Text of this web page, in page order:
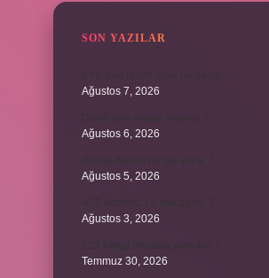
SON YAZILAR
Ağustos 7, 2026
Ağustos 6, 2026
Ağustos 5, 2026
Ağustos 3, 2026
Temmuz 30, 2026